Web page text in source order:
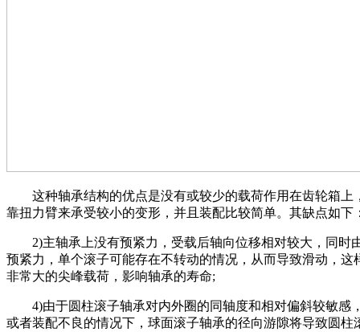
这种轴承结构的优点是没有或较少的载荷作用在齿轮箱上
靠扭力臂来承受较小的变形，并且装配比较简单。其缺点如下
2)主轴承上没有预紧力，受载后轴向位移相对较大，同时
预紧力，单个滚子可能存在不转动的情况，从而导致滑动，这
非常大的尖峰载荷，影响轴承的寿命;
4)由于圆柱滚子轴承对内外圈的同轴度和相对偏斜较敏感
或者装配不良的情况下，球面滚子轴承的径向游隙将导致圆柱